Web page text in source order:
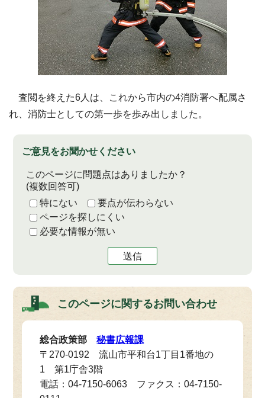
査閲を終えた6人は、これから市内の4消防署へ配属さ
れ、消防士としての第一歩を歩み出しました。
ご意見をお聞かせください
このページに問題点はありましたか？
(複数回答可)
特にない
要点が伝わらない
ページを探しにくい
必要な情報が無い
送信
このページに関するお問い合わせ
総合政策部秘書広報課
〒270-0192 流山市平和台1丁目1番地の
1 第1庁舎3階
電話：04-7150-6063 ファクス：04-7150-